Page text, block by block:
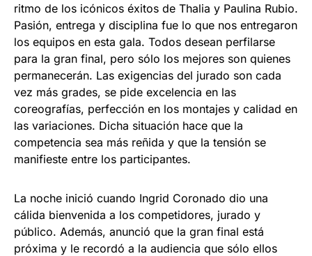
ritmo de los icónicos éxitos de Thalia y Paulina Rubio.
Pasión, entrega y disciplina fue lo que nos entregaron
los equipos en esta gala. Todos desean perfilarse
para la gran final, pero sólo los mejores son quienes
permanecerán. Las exigencias del jurado son cada
vez más grades, se pide excelencia en las
coreografías, perfección en los montajes y calidad en
las variaciones. Dicha situación hace que la
competencia sea más reñida y que la tensión se
manifieste entre los participantes.
La noche inició cuando Ingrid Coronado dio una
cálida bienvenida a los competidores, jurado y
público. Además, anunció que la gran final está
próxima y le recordó a la audiencia que sólo ellos